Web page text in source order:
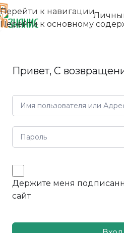
Перейти к навигации
Перейти к основному
Привет, С
Держите меня
сайт